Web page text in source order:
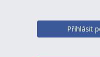
Přihlásit